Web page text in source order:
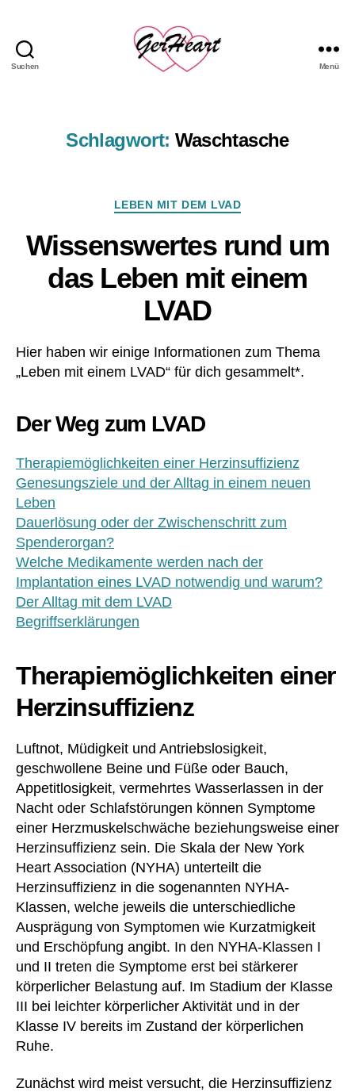
Suchen
LVAD
Hemd
Menü
Schlagwort: Waschtasche
Kategorien
LEBEN MIT DEM LVAD
Wissenswertes rund um
das Leben mit einem
LVAD
Hier haben wir einige Informationen zum Thema
„Leben mit einem LVAD“ für dich gesammelt*.
Der Weg zum LVAD
Therapiemöglichkeiten einer Herzinsuffizienz
Genesungsziele und der Alltag in einem neuen
Leben
Dauerlösung oder der Zwischenschritt zum
Spenderorgan?
Welche Medikamente werden nach der
Implantation eines LVAD notwendig und warum?
Der Alltag mit dem LVAD
Begriffserklärungen
Therapiemöglichkeiten einer
Herzinsuffizienz
Luftnot, Müdigkeit und Antriebslosigkeit,
geschwollene Beine und Füße oder Bauch,
Appetitlosigkeit, vermehrtes Wasserlassen in der
Nacht oder Schlafstörungen können Symptome
einer Herzmuskelschwäche beziehungsweise einer
Herzinsuffizienz sein. Die Skala der New York
Heart Association (NYHA) unterteilt die
Herzinsuffizienz in die sogenannten NYHA-
Klassen, welche jeweils die unterschiedliche
Ausprägung von Symptomen wie Kurzatmigkeit
und Erschöpfung angibt. In den NYHA-Klassen I
und II treten die Symptome erst bei stärkerer
körperlicher Belastung auf. Im Stadium der Klasse
III bei leichter körperlicher Aktivität und in der
Klasse IV bereits im Zustand der körperlichen
Ruhe.
Zunächst wird meist versucht, die Herzinsuffizienz